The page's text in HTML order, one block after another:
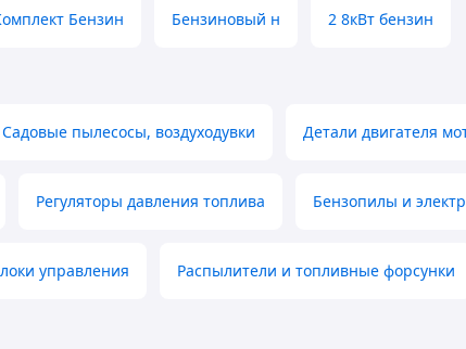
Бензин Бензиновый н 2 8кВт бензин
Садовые пылесосы, воздуходувки Детали двигателя
Регуляторы давления топлива Бензопилы и
управления Распылители и топливные форсунки